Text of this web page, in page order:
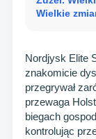
Wielkie
Nordjysk Elite
znakomicie
przegrywał
przewaga
biegach
kontrolując